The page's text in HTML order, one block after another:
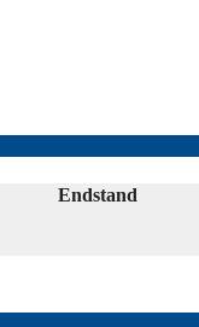
Endstand